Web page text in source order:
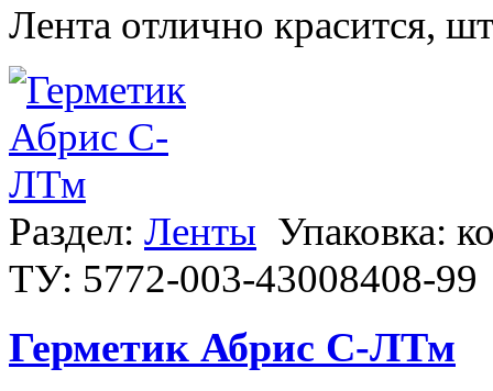
Лента отлично красится,
Раздел: Ленты Упаковка:
ТУ: 5772-003-43008408-99
Герметик Абрис С-ЛТм